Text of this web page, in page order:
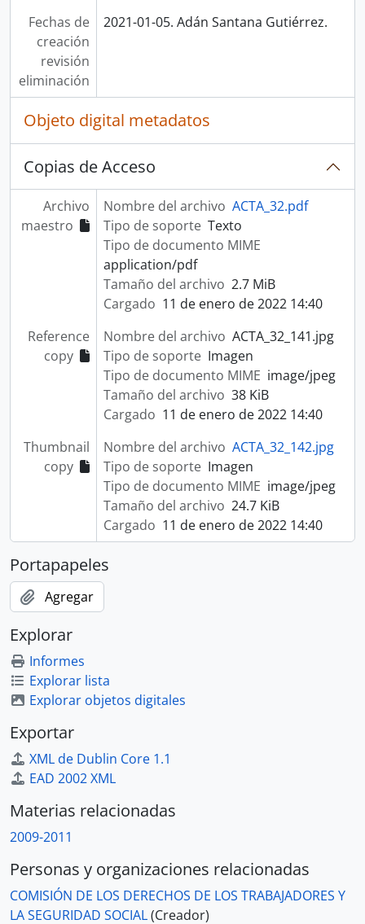
Fechas de
creación
revisión
eliminación
2021-01-05. Adán Santana Gutiérrez.
Objeto digital metadatos
Copias de Acceso
Archivo
maestro
Nombre del archivo ACTA_32.pdf
Tipo de soporte Texto
Tipo de documento MIME
application/pdf
Tamaño del archivo 2.7 MiB
Cargado 11 de enero de 2022 14:40
Reference
copy
Nombre del archivo ACTA_32_141.jpg
Tipo de soporte Imagen
Tipo de documento MIME image/jpeg
Tamaño del archivo 38 KiB
Cargado 11 de enero de 2022 14:40
Thumbnail
copy
Nombre del archivo ACTA_32_142.jpg
Tipo de soporte Imagen
Tipo de documento MIME image/jpeg
Tamaño del archivo 24.7 KiB
Cargado 11 de enero de 2022 14:40
Portapapeles
Agregar
Explorar
Informes
Explorar lista
Explorar objetos digitales
Exportar
XML de Dublin Core 1.1
EAD 2002 XML
Materias relacionadas
2009-2011
Personas y organizaciones relacionadas
COMISIÓN DE LOS DERECHOS DE LOS TRABAJADORES Y
LA SEGURIDAD SOCIAL(Creador)